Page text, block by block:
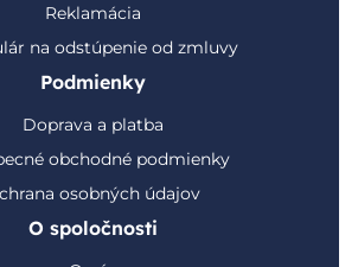
Reklamácia
na odstúpenie od zmluvy
Podmienky
Doprava a platba
obchodné podmienky
osobných údajov
O spoločnosti